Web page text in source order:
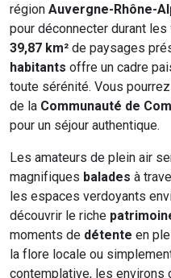
région Auvergne-Rhône-
pour déconnecter durant les
39,87 km² de paysages
habitants offre un cadre
toute sérénité. Vous
de la Communauté de
pour un séjour authentique.
Les amateurs de plein air
magnifiques balades à
les espaces verdoyants
découvrir le riche
moments de détente en
la flore locale ou
contemplative, les environs